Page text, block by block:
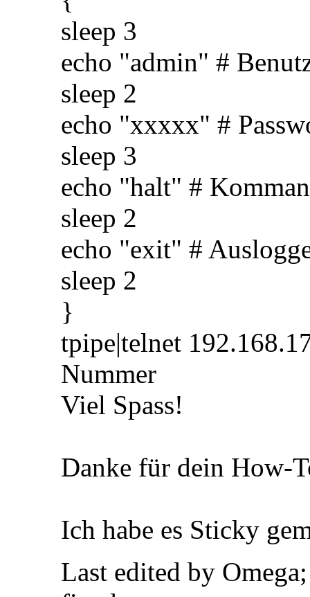
sleep 3
echo "admin" #
sleep 2
echo "xxxxx" #
sleep 3
echo "halt" #
sleep 2
echo "exit" #
sleep 2
}
tpipe|telnet
Nummer
Viel Spass!
Danke für dein How-
Ich habe es Sticky
Last edited by